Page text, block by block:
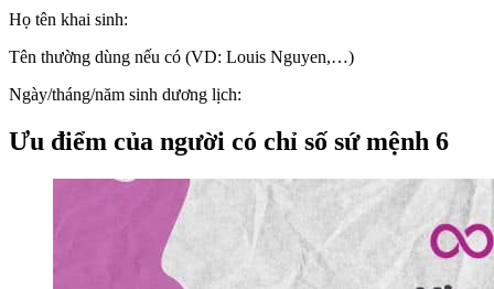
Họ tên khai sinh:
Tên thường dùng nếu có (VD: Louis Nguyen,…)
Ngày/tháng/năm sinh dương lịch:
Ưu điểm của người có chỉ số sứ mệnh 6